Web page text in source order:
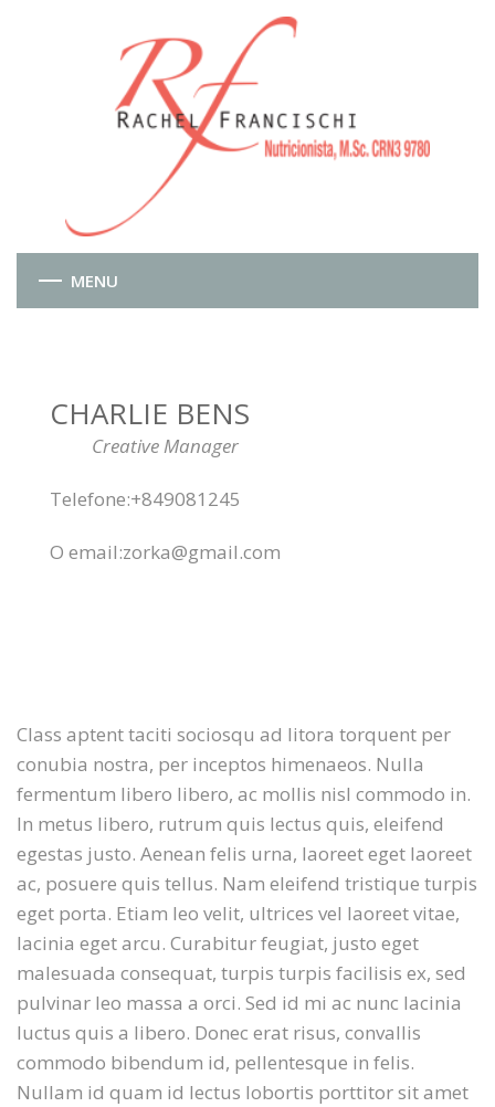
MENU
CHARLIE BENS
Creative Manager
Telefone:+849081245
O email:zorka@gmail.com
Class aptent taciti sociosqu ad litora torquent per
conubia nostra, per inceptos himenaeos. Nulla
fermentum libero libero, ac mollis nisl commodo in.
In metus libero, rutrum quis lectus quis, eleifend
egestas justo. Aenean felis urna, laoreet eget laoreet
ac, posuere quis tellus. Nam eleifend tristique turpis
eget porta. Etiam leo velit, ultrices vel laoreet vitae,
lacinia eget arcu. Curabitur feugiat, justo eget
malesuada consequat, turpis turpis facilisis ex, sed
pulvinar leo massa a orci. Sed id mi ac nunc lacinia
luctus quis a libero. Donec erat risus, convallis
commodo bibendum id, pellentesque in felis.
Nullam id quam id lectus lobortis porttitor sit amet